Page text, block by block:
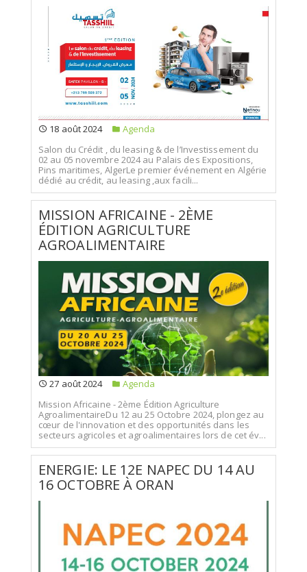
18 août 2024
Agenda
Salon du Crédit , du leasing & de l’Investissement du
02 au 05 novembre 2024 au Palais des Expositions,
Pins maritimes, AlgerLe premier événement en Algérie
dédié au crédit, au leasing ,aux facili...
MISSION AFRICAINE - 2ÈME
ÉDITION AGRICULTURE
AGROALIMENTAIRE
27 août 2024
Agenda
Mission Africaine - 2ème Édition Agriculture
AgroalimentaireDu 12 au 25 Octobre 2024, plongez au
cœur de l'innovation et des opportunités dans les
secteurs agricoles et agroalimentaires lors de cet év...
ENERGIE: LE 12E NAPEC DU 14 AU
16 OCTOBRE À ORAN